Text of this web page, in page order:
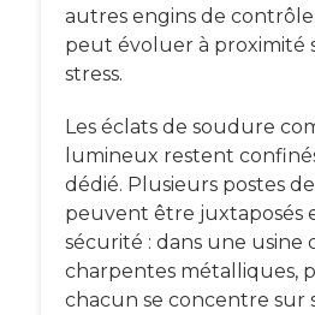
autres engins de
peut évoluer à proximité
stress.
Les éclats de soudure
lumineux restent
dédié. Plusieurs postes
peuvent être juxtaposés
sécurité : dans une usine
charpentes métalliques,
chacun se concentre sur